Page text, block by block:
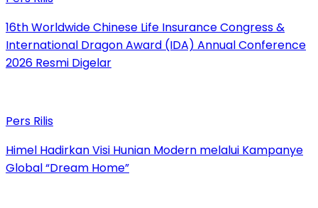
16th Worldwide Chinese Life Insurance Congress &
International Dragon Award (IDA) Annual Conference
2026 Resmi Digelar
Pers Rilis
Himel Hadirkan Visi Hunian Modern melalui Kampanye
Global “Dream Home”